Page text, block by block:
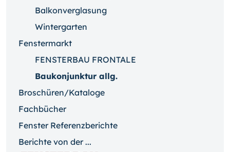
Balkonverglasung
Wintergarten
Fenstermarkt
FENSTERBAU FRONTALE
Baukonjunktur allg.
Broschüren/Kataloge
Fachbücher
Fenster Referenzberichte
Berichte von der ...